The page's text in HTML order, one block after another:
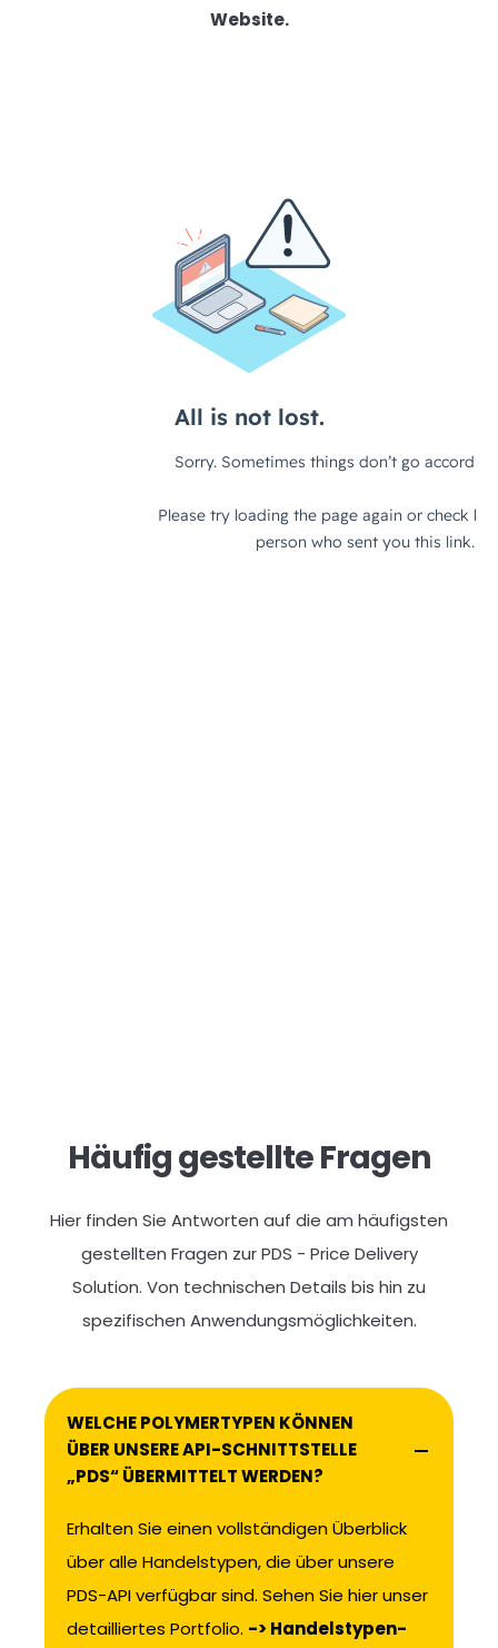
Website.
Häufig gestellte Fragen
Hier finden Sie Antworten auf die am häufigsten
gestellten Fragen zur PDS - Price Delivery
Solution. Von technischen Details bis hin zu
spezifischen Anwendungsmöglichkeiten.
WELCHE POLYMERTYPEN KÖNNEN
ÜBER UNSERE API-SCHNITTSTELLE
„PDS“ ÜBERMITTELT WERDEN?
Erhalten Sie einen vollständigen Überblick
über alle Handelstypen, die über unsere
PDS-API verfügbar sind. Sehen Sie hier unser
detailliertes Portfolio. -> Handelstypen-